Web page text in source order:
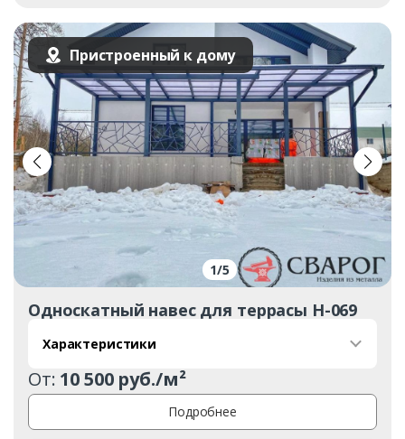
Пристроенный к дому
1/5
Односкатный навес для террасы Н-069
Характеристики
От: 10 500 руб./м²
Подробнее